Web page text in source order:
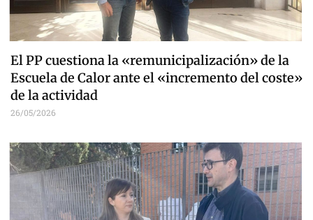
El PP cuestiona la «remunicipalización» de la
Escuela de Calor ante el «incremento del coste»
de la actividad
26/05/2026